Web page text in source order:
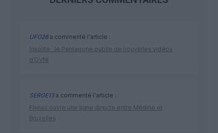
UFO26a commenté l'article :
Insolite : le Pentagone publie de nouvelles vidéos
d’OVNI
SERGE13a commenté l'article :
Flynas ouvre une ligne directe entre Médine et
Bruxelles